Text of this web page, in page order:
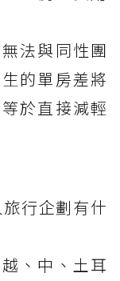
法與同性團
的單房差將
於直接減輕
行企劃有什
、中、土耳